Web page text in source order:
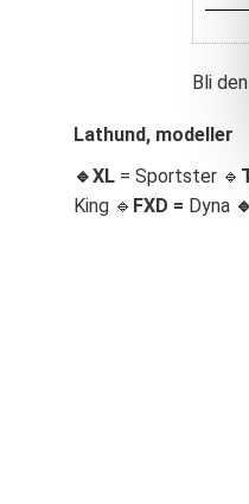
Bli
Lathund, modeller
🔹XL = Sportster 🔹
King 🔹 FXD = Dyna 🔹